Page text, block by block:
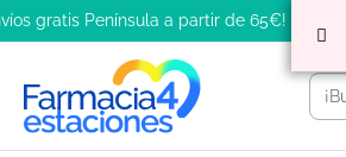
gratis Península a partir de 65€!